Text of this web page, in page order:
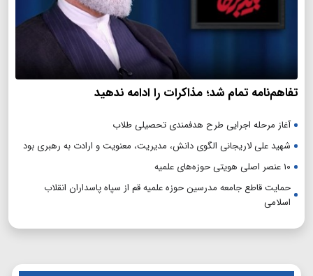
تفاهم‌نامه تمام شد؛ مذاکرات را ادامه ندهید
آغاز مرحله اجرایی طرح هدفمندی تحصیلی طلاب
شهید علی لاریجانی الگوی دانش، مدیریت، معنویت و ارادت به رهبری بود
۱۰ عنصر اصلی هویتی حوزه‌های علمیه
حمایت قاطع جامعه مدرسین حوزه علمیه قم از سپاه پاسداران انقلاب
اسلامی